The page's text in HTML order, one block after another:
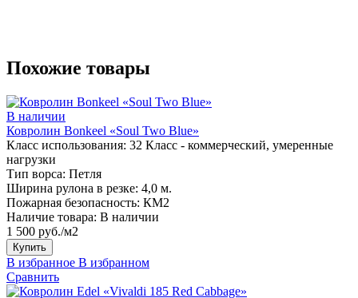
Похожие товары
В наличии
Ковролин Bonkeel «Soul Two Blue»
Класс использования: 32 Класс - коммерческий, умеренные
нагрузки
Тип ворса: Петля
Ширина рулона в резке: 4,0 м.
Пожарная безопасность: КМ2
Наличие товара: В наличии
1 500 руб./м2
Купить
В избранное В избранном
Сравнить